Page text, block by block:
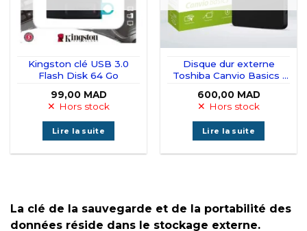
Kingston clé USB 3.0
Flash Disk 64 Go
99,00 MAD
Hors stock
Lire la suite
Disque dur externe
Toshiba Canvio Basics 1
600,00 MAD
Hors stock
Lire la suite
La clé de la sauvegarde et de la portabilité des
données réside dans le stockage externe.